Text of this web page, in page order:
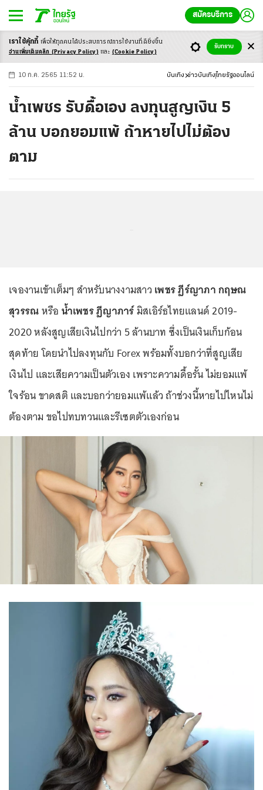
สมัครบริการ
-ก ก ก+
10 ก.ค. 2565 11:52 น. บันเทิง ข่าวบันเทิง ไทยรัฐออนไลน์
น้ำเพชร รับดื้อเอง ลงทุนสูญเงิน 5
ล้าน บอกยอมแพ้ ถ้าหายไปไม่ต้อง
ตาม
เจองานเข้าเต็มๆ สำหรับนางงามสาว เพชร ฏีร์ญาภา กฤษณ
สุวรรณหรือ น้ำเพชร ฏีญาภาร์มิสเอิร์ธไทยแลนด์ 2019-
2020 หลังสูญเสียเงินไปกว่า 5 ล้านบาท ซึ่งเป็นเงินเก็บก้อน
สุดท้าย โดยนำไปลงทุนกับ Forex พร้อมทั้งบอกว่าที่สูญเสีย
เงินไป และเสียความเป็นตัวเอง เพราะความดื้อรั้น ไม่ยอมแพ้
ใจร้อน ขาดสติ และบอกว่ายอมแพ้แล้ว ถ้าช่วงนี้หายไปไหนไม่
ต้องตาม ขอไปทบทวนและรีเซตตัวเองก่อน
เราใช้คุ้กกี้ เพื่อให้ทุกคนได้ประสบการณ์การใช้งานที่ดียิ่งขึ้น
อ่านเพิ่มเติมคลิก (Privacy Policy) และ (Cookie Policy)
รับทราบ